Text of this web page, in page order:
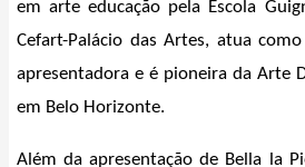
em arte educação pela Escola
Cefart-Palácio das Artes, atua
apresentadora e é pioneira da Arte
em Belo Horizonte.
Além da apresentação de Bella la